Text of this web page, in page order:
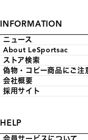
INFORMATION
ニュース
About LeSportsac
ストア検索
偽物・コピー商品にご注
会社概要
採用サイト
HELP